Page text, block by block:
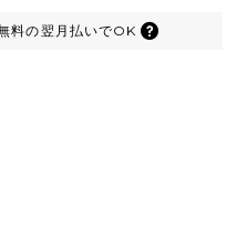
料の翌月払いでOK